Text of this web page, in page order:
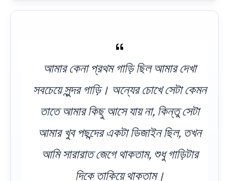
আমার কেনা প্রথম গাড়ি ছিল আমার দেখা
সবচেয়ে সুন্দর গাড়ি। অন্যের চোখে সেটা কেমন
তাতে আমার কিছু আসে যায় না, কিন্তু সেটা
আমার খুব পছন্দের একটা ডিজাইন ছিল, তখন
আমি সারারাত জেগে থাকতাম, শুধু গাড়িটার
দিকে তাকিয়ে থাকতাম।